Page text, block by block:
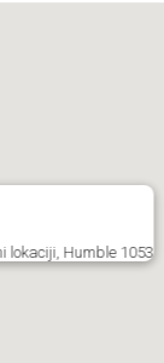
lokaciji, Humble 1053